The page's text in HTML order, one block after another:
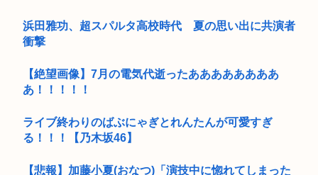
浜田雅功、超スパルタ高校時代 夏の思い出に共演者
衝撃
【絶望画像】7月の電気代逝ったああああああああ
あ！！！！！
ライブ終わりのばぶにゃぎとれんたんが可愛すぎ
る！！！【乃木坂46】
【悲報】加藤小夏(おなつ)「演技中に惚れてしまった